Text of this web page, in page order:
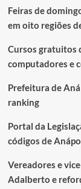
Feiras de
em oito regiões
Cursos gratuitos
computadores e
Prefeitura de
ranking
Portal da
códigos de
Vereadores e
Adalberto e